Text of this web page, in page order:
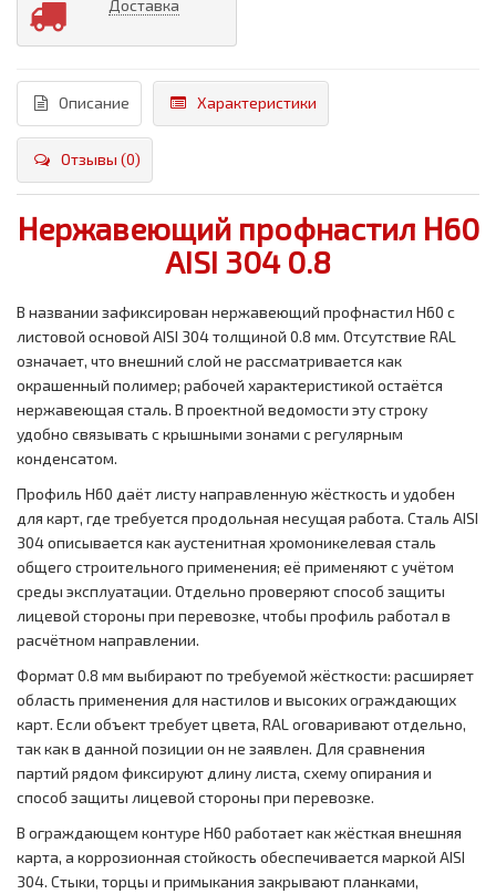
Доставка
Описание Характеристики
Отзывы (0)
Нержавеющий профнастил Н60
AISI 304 0.8
В названии зафиксирован нержавеющий профнастил Н60 с
листовой основой AISI 304 толщиной 0.8 мм. Отсутствие RAL
означает, что внешний слой не рассматривается как
окрашенный полимер; рабочей характеристикой остаётся
нержавеющая сталь. В проектной ведомости эту строку
удобно связывать с крышными зонами с регулярным
конденсатом.
Профиль Н60 даёт листу направленную жёсткость и удобен
для карт, где требуется продольная несущая работа. Сталь AISI
304 описывается как аустенитная хромоникелевая сталь
общего строительного применения; её применяют с учётом
среды эксплуатации. Отдельно проверяют способ защиты
лицевой стороны при перевозке, чтобы профиль работал в
расчётном направлении.
Формат 0.8 мм выбирают по требуемой жёсткости: расширяет
область применения для настилов и высоких ограждающих
карт. Если объект требует цвета, RAL оговаривают отдельно,
так как в данной позиции он не заявлен. Для сравнения
партий рядом фиксируют длину листа, схему опирания и
способ защиты лицевой стороны при перевозке.
В ограждающем контуре Н60 работает как жёсткая внешняя
карта, а коррозионная стойкость обеспечивается маркой AISI
304. Стыки, торцы и примыкания закрывают планками,